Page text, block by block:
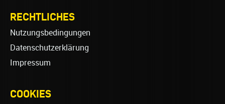
RECHTLICHES
Nutzungsbedingungen
Datenschutzerklärung
Impressum
COOKIES